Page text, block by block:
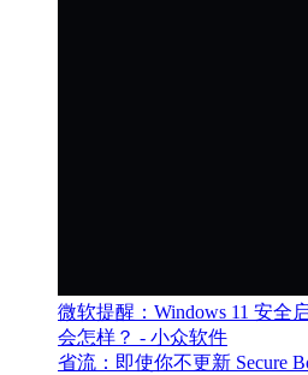
微软提醒：Windows 11 安全
会怎样？ - 小众软件
省流：即使你不更新 Secure